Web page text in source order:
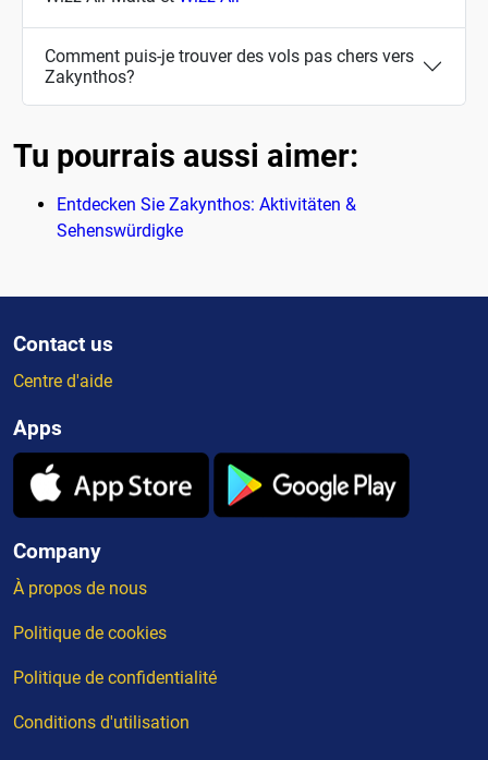
Comment puis-je trouver des vols pas chers vers
Zakynthos?
Tu pourrais aussi aimer:
Entdecken Sie Zakynthos: Aktivitäten &
Sehenswürdigke
Contact us
Centre d'aide
Apps
Company
À propos de nous
Politique de cookies
Politique de confidentialité
Conditions d'utilisation